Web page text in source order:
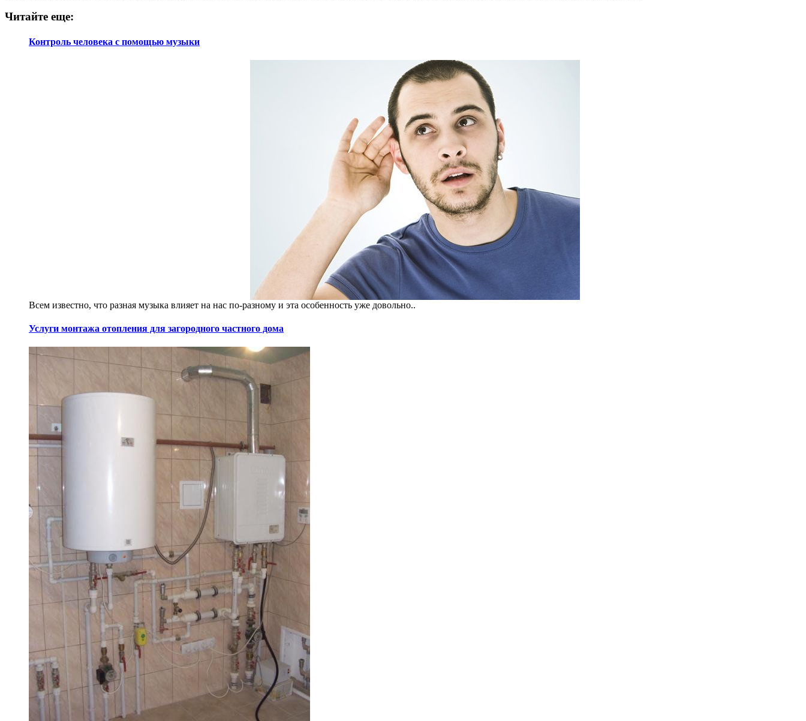
Читайте еще:
Контроль человека с помощью музыки
Всем известно, что разная музыка влияет на нас по-разному и эта особенность уже довольно..
Услуги монтажа отопления для загородного частного дома